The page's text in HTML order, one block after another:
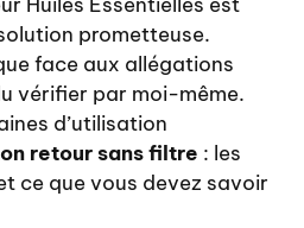
prometteuse.
face aux allégations
vérifier par moi-même.
d’utilisation
retour sans filtre : les
ce que vous devez savoir